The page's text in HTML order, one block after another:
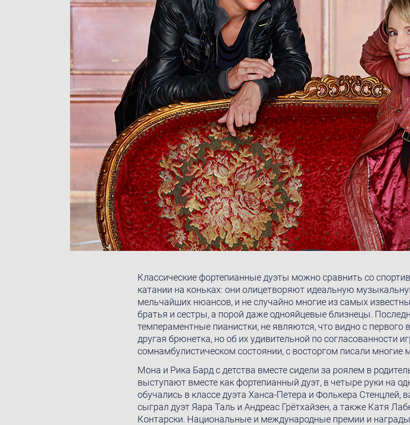
Классические фортепианные дуэты можно сравнить со
катании на коньках: они олицетворяют идеальную
мельчайших нюансов, и не случайно многие из самых
братья и сестры, а порой даже однояйцевые близнецы.
темпераментные пианистки, не являются, что видно с первого
другая брюнетка, но об их удивительной по согласованности
сомнамбулистическом состоянии, с восторгом писали многие
Мона и Рика Бард с детства вместе сидели за роялем в
выступают вместе как фортепианный дуэт, в четыре руки на
обучались в классе дуэта Ханса-Петера и Фолькера Стенцлей,
сыграл дуэт Яара Таль и Андреас Грётхайзен, а также Катя
Контарски. Национальные и международные премии и